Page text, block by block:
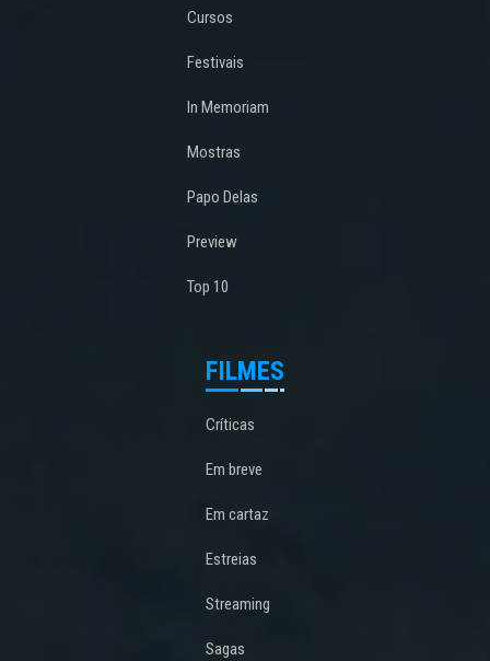
Cursos
Festivais
In Memoriam
Mostras
Papo Delas
Preview
Top 10
FILMES
Críticas
Em breve
Em cartaz
Estreias
Streaming
Sagas